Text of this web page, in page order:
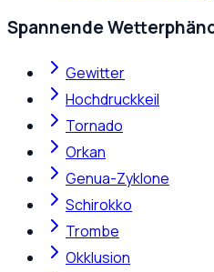
Spannende
Gewitter
Hochdruckkeil
Tornado
Orkan
Genua-Zyklone
Schirokko
Trombe
Okklusion